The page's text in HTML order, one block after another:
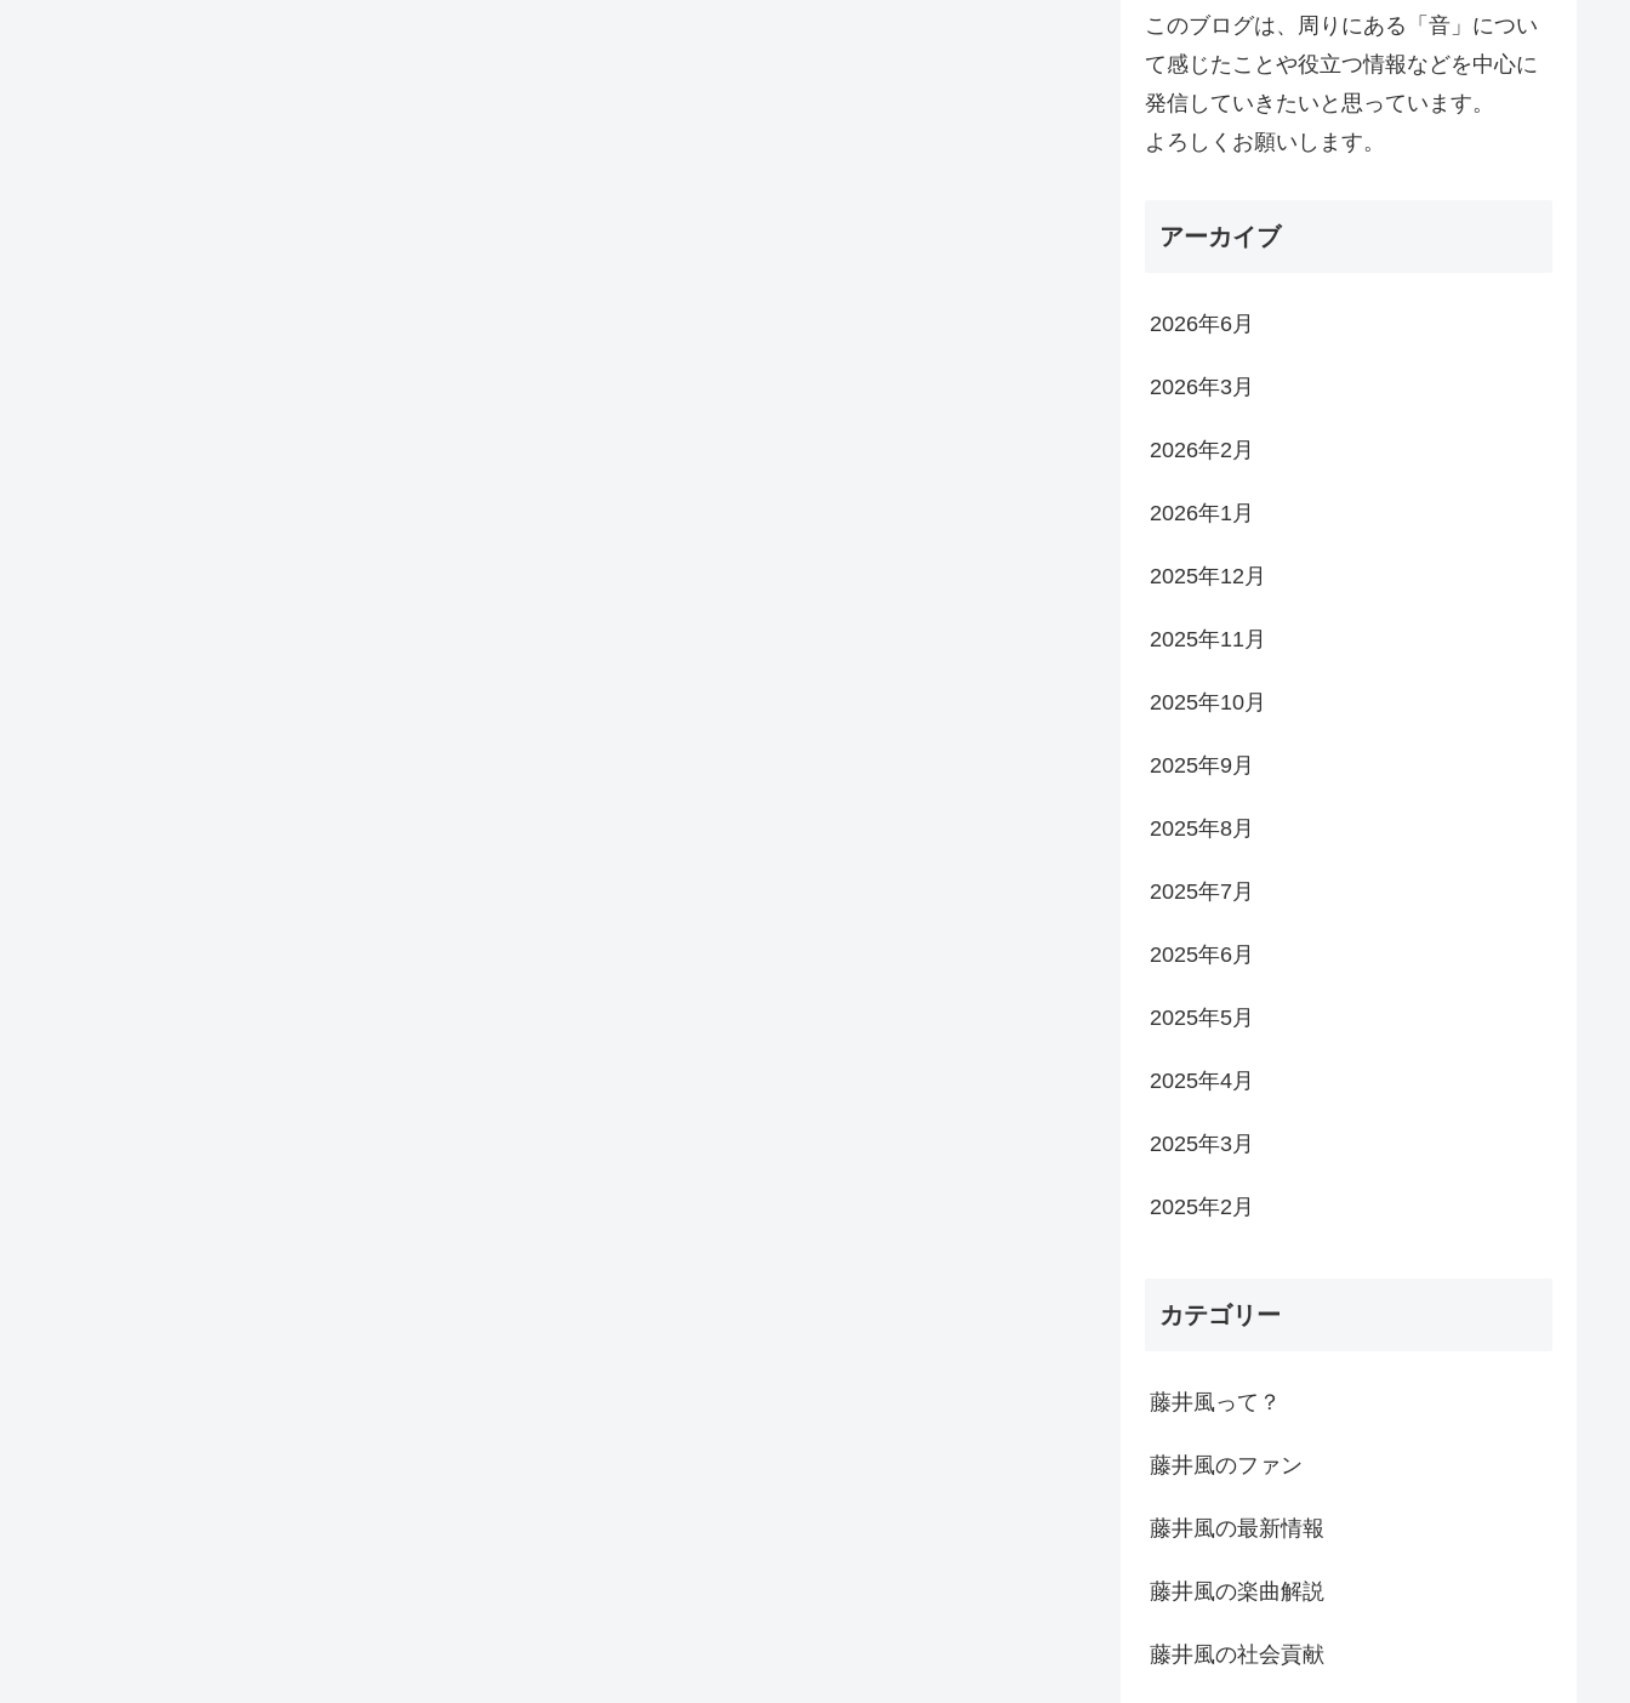
このブログは、周りにある「音」につい
て感じたことや役立つ情報などを中心に
発信していきたいと思っています。
よろしくお願いします。
アーカイブ
2026年6月
2026年3月
2026年2月
2026年1月
2025年12月
2025年11月
2025年10月
2025年9月
2025年8月
2025年7月
2025年6月
2025年5月
2025年4月
2025年3月
2025年2月
カテゴリー
藤井風って？
藤井風のファン
藤井風の最新情報
藤井風の楽曲解説
藤井風の社会貢献